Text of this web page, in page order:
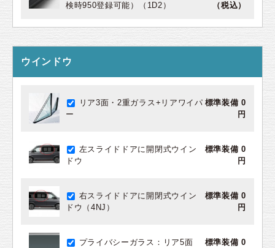
検時950登録可能）（1D2）
（税込）
ウインドウ
リア3面・2重ガラス+リアワイパ
ー
標準装備 0
円
左スライドドアに開閉式ウイン
ドウ
標準装備 0
円
右スライドドアに開閉式ウイン
ドウ（4NJ）
標準装備 0
円
プライバシーガラス：リア5面
標準装備 0